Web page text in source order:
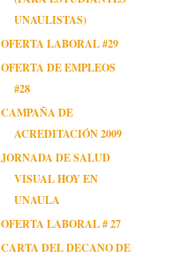
UNAULISTAS)
OFERTA LABORAL #29
OFERTA DE EMPLEOS
#28
CAMPAÑA DE
ACREDITACIÓN 2009
JORNADA DE SALUD
VISUAL HOY EN
UNAULA
OFERTA LABORAL # 27
CARTA DEL DECANO DE